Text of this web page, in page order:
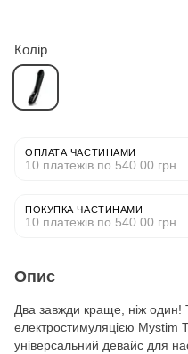
Колір
ОПЛАТА ЧАСТИНАМИ
10 платежів по 540.00 грн
ПОКУПКА ЧАСТИНАМИ
10 платежів по 540.00 грн
Опис
Два завжди краще, ніж один!
електростимуляцією Mystim
універсальний девайс для